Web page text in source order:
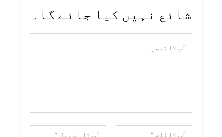
شائع نہیں کیا جائے گا۔